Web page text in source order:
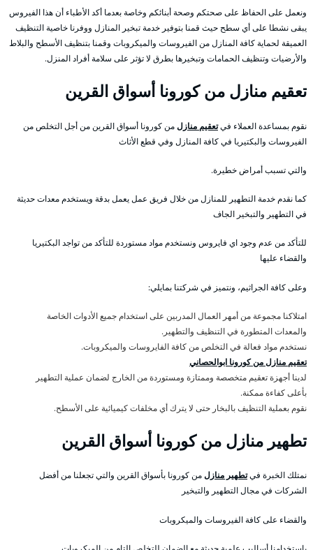
ونعمل على الحفاظ على صحتكم وصحة أبنائكم وخاصة بعدما أكد الأطباء أن هذا الفيروس
يبقى نشطا على أي سطح حيث قمنا بتوفير خدمة تبخير المنازل ووفرنا خاصية التنظيف
العميقة لحماية كافة المنازل من الفيروسات والميكروبات وقمنا بتنظيف الأسطح والبلاط
والأرضيات وتنظيف الحمامات وتبخيرها بطرق لا تؤثر على سلامة أفراد المنزل.
تعقيم منازل من كورونا أسواق القرين
نقوم بمساعدة العملاء فيتعقيم منازلمن كورونا أسواق القرين من أجل التخلص من
الفيروسات والبكتيريا في كافة المنازل وفي قطع الأثاث
والتي تسبب أمراض خطيرة.
كما نقدم خدمة التطهير للمنازل من خلال فريق عمل يعمل بدقة ويستخدم معدات حديثة
في التطهير والتبخير الجاف
للتأكد من عدم وجود اي فايروس ونستخدم مواد مستوردة للتأكد من تواجد البكتيريا
والقضاء عليها
وعلى كافة الجراثيم، ونتميز في شركتنا بمايلي:
امتلاكنا مجموعة من أمهر العمال المدربين على استخدام جميع الأدوات الخاصة
والمعدات المتطورة في التنظيف والتطهير.
نستخدم مواد فعالة في التخلص من كافة الفايروسات والميكروبات.
تعقيم منازل من كورونا ابوالحصاني
لدينا أجهزة تعقيم متخصصة وممتازة ومستوردة من الخارج لضمان عملية التطهير
بأعلى كفاءة ممكنة.
نقوم بعملية التنظيف بالبخار حتى لا يترك أي مخلفات كيميائية على الأسطح.
تطهير منازل من كورونا أسواق القرين
نمتلك الخبرة فيتطهير منازلمن كورونا بأسواق القرين والتي تجعلنا من أفضل
الشركات في مجال التطهير والتبخير
والقضاء على كافة الفيروسات والميكروبات